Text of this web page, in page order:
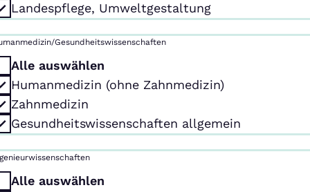
Landespflege, Umweltgestaltung
Gesundheitswissenschaften
Alle auswählen
Humanmedizin (ohne Zahnmedizin)
Zahnmedizin
Gesundheitswissenschaften allgemein
Alle auswählen